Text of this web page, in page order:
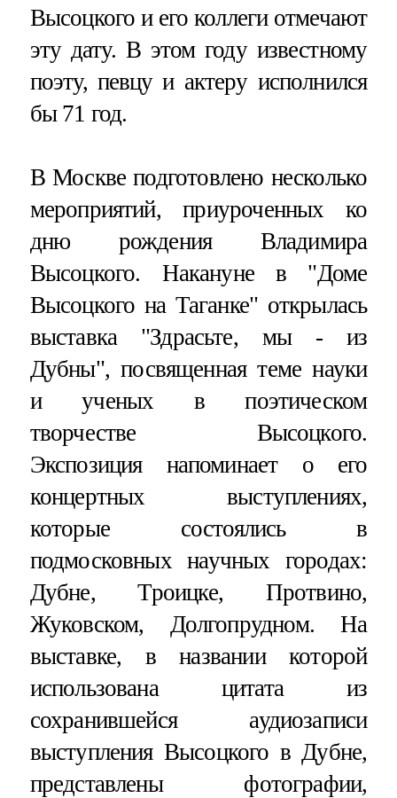
Высоцкого и его коллеги отмечают
эту дату. В этом году известному
поэту, певцу и актеру исполнился
бы 71 год.
В Москве подготовлено несколько
мероприятий, приуроченных ко
дню рождения Владимира
Высоцкого. Накануне в "Доме
Высоцкого на Таганке" открылась
выставка "Здрасьте, мы - из
Дубны", посвященная теме науки
и ученых в поэтическом
творчестве Высоцкого.
Экспозиция напоминает о его
концертных выступлениях,
которые состоялись в
подмосковных научных городах:
Дубне, Троицке, Протвино,
Жуковском, Долгопрудном. На
выставке, в названии которой
использована цитата из
сохранившейся аудиозаписи
выступления Высоцкого в Дубне,
представлены фотографии,